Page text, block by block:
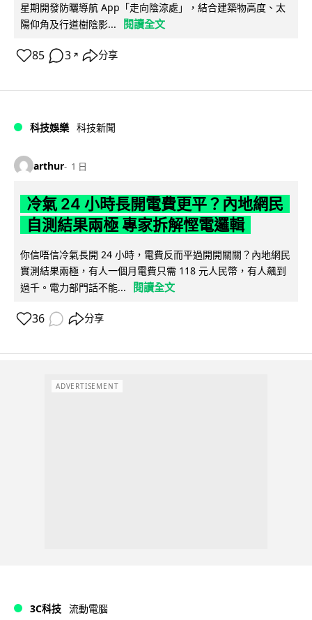
星期開發防曬導航 App「走向陰涼處」，結合建築物高度、太
陽仰角及行道樹陰影...
閱讀全文
85 3 ↗ 分享
科技娛樂 科技新聞
arthur 1 日
冷氣 24 小時長開電費更平？內地網民
自測結果兩極 專家拆解慳電邏輯
你信唔信冷氣長開 24 小時，電費反而平過開開關關？內地網民
實測結果兩極，有人一個月電費只需 118 元人民幣，有人飆到
過千。電力部門話不能...
閱讀全文
36 分享
ADVERTISEMENT
3C科技 流動電腦